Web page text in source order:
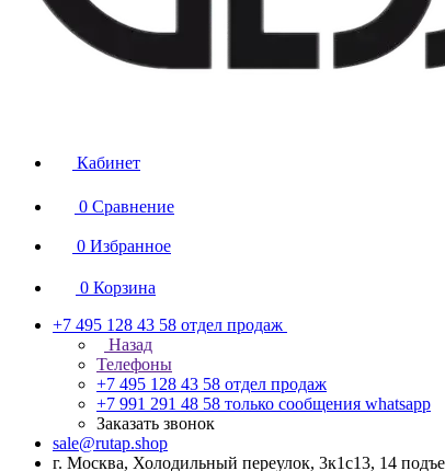
Кабинет
0 Сравнение
0 Избранное
0 Корзина
+7 495 128 43 58 отдел продаж
Назад
Телефоны
+7 495 128 43 58 отдел продаж
+7 991 291 48 58 только сообщения whatsapp
Заказать звонок
sale@rutap.shop
г. Москва, Холодильный переулок, 3к1с13, 14